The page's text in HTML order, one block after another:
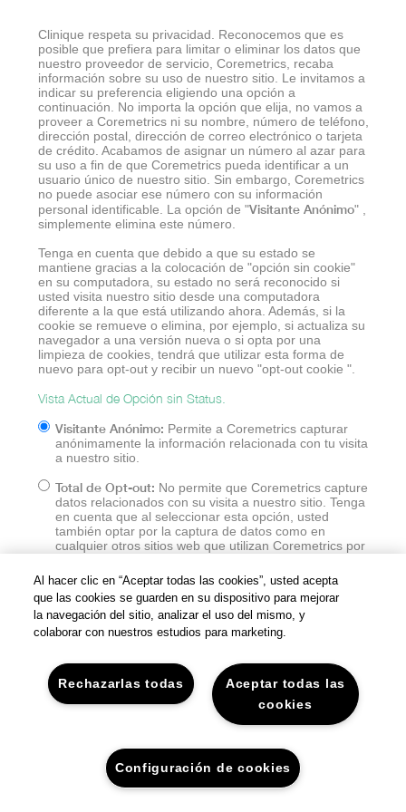
Clinique respeta su privacidad. Reconocemos que es
posible que prefiera para limitar o eliminar los datos que
nuestro proveedor de servicio, Coremetrics, recaba
información sobre su uso de nuestro sitio. Le invitamos a
indicar su preferencia eligiendo una opción a
continuación. No importa la opción que elija, no vamos a
proveer a Coremetrics ni su nombre, número de teléfono,
dirección postal, dirección de correo electrónico o tarjeta
de crédito. Acabamos de asignar un número al azar para
su uso a fin de que Coremetrics pueda identificar a un
usuario único de nuestro sitio. Sin embargo, Coremetrics
no puede asociar ese número con su información
personal identificable. La opción de "Visitante Anónimo" ,
simplemente elimina este número.
Tenga en cuenta que debido a que su estado se
mantiene gracias a la colocación de "opción sin cookie"
en su computadora, su estado no será reconocido si
usted visita nuestro sitio desde una computadora
diferente a la que está utilizando ahora. Además, si la
cookie se remueve o elimina, por ejemplo, si actualiza su
navegador a una versión nueva o si opta por una
limpieza de cookies, tendrá que utilizar esta forma de
nuevo para opt-out y recibir un nuevo "opt-out cookie ".
Vista Actual de Opción sin Status.
Visitante Anónimo: Permite a Coremetrics capturar
anónimamente la información relacionada con tu visita
a nuestro sitio.
Total de Opt-out: No permite que Coremetrics capture
datos relacionados con su visita a nuestro sitio. Tenga
en cuenta que al seleccionar esta opción, usted
también optar por la captura de datos como en
cualquier otros sitios web que utilizan Coremetrics por
Cancelar Opt-out:Permite a Coremetrics capturar
datos relacionados con su visita a nuestro sitio. Esto
excluye la transmisión de información de tarjetas de
crédito e información personal identificable.
ENVIAR
Al hacer clic en “Aceptar todas las cookies”, usted acepta
que las cookies se guarden en su dispositivo para mejorar
la navegación del sitio, analizar el uso del mismo, y
colaborar con nuestros estudios para marketing.
Aceptar todas las
cookies
Rechazarlas todas
Configuración de cookies